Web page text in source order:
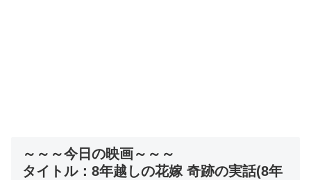
～～～今日の映画～～～
タイトル：8年越しの花嫁 奇跡の実話(8年